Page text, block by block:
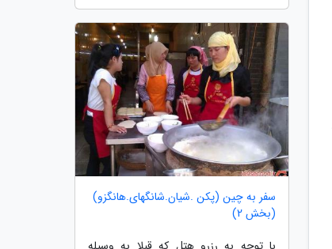
سفر به چین (پکن .شیان.شانگهای.هانگزو)
(بخش 2)